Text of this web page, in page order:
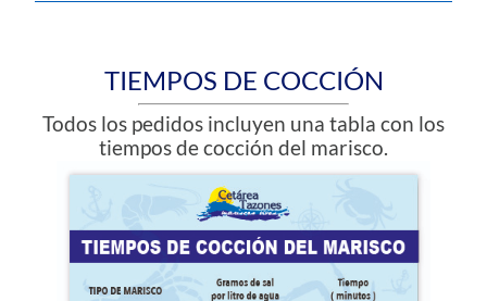
TIEMPOS DE COCCIÓN
Todos los pedidos incluyen una tabla con los
tiempos de cocción del marisco.